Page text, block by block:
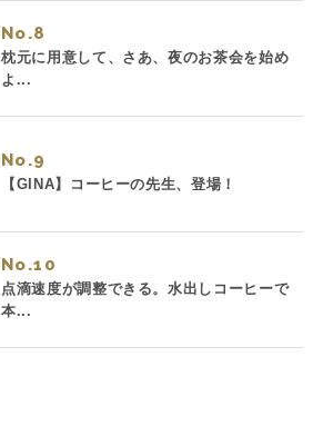
No.
枕元に用意して、さあ、夜のお茶会を始め
よ...
No.
【GINA】コーヒーの先生、登場！
No.
点滴速度が調整できる。水出しコーヒーで
本...